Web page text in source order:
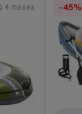
4 meses -45%